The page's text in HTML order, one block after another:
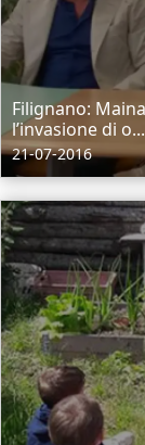
Filignano:
l’invasione di o...
21-07-2016